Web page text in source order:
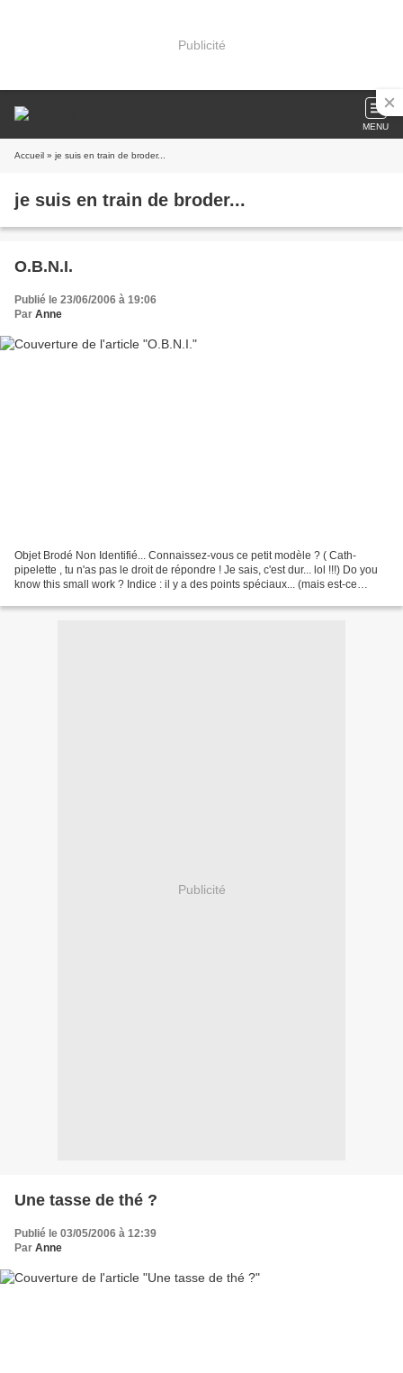
Publicité
MENU
Accueil » je suis en train de broder...
je suis en train de broder...
O.B.N.I.
Publié le 23/06/2006 à 19:06
Par Anne
Objet Brodé Non Identifié... Connaissez-vous ce petit modèle ? ( Cath-
pipelette , tu n'as pas le droit de répondre ! Je sais, c'est dur... lol !!!) Do you
know this small work ? Indice : il y a des points spéciaux... (mais est-ce
Publicité
Une tasse de thé ?
Publié le 03/05/2006 à 12:39
Par Anne